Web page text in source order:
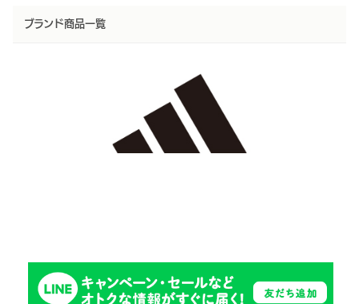
ブランド商品一覧